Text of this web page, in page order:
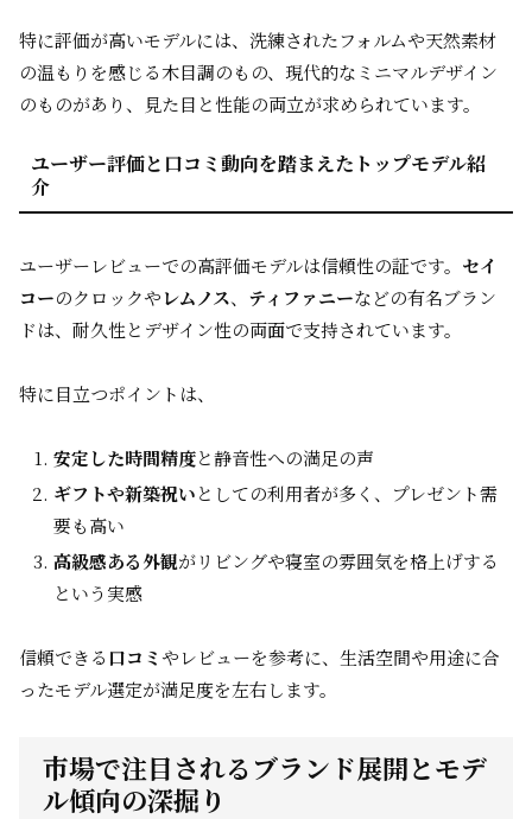
特に評価が高いモデルには、洗練されたフォルムや天然素材
の温もりを感じる木目調のもの、現代的なミニマルデザイン
のものがあり、見た目と性能の両立が求められています。
ユーザー評価と口コミ動向を踏まえたトップモデル紹
介
ユーザーレビューでの高評価モデルは信頼性の証です。 セイ
コーのクロックやレムノス、 ティファニーなどの有名ブラン
ドは、耐久性とデザイン性の両面で支持されています。
特に目立つポイントは、
安定した時間精度と静音性への満足の声
ギフトや新築祝いとしての利用者が多く、プレゼント需
要も高い
高級感ある外観がリビングや寝室の雰囲気を格上げする
という実感
信頼できる 口コミ やレビューを参考に、生活空間や用途に合
ったモデル選定が満足度を左右します。
市場で注目されるブランド展開とモデ
ル傾向の深掘り